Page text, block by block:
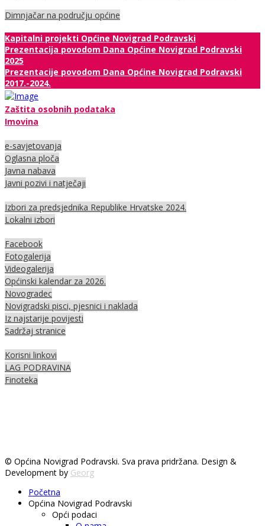
Dimnjačar na području općine
Kapitalni projekti Općine Novigrad Podravski
Prezentacija povodom Dana Općine Novigrad Podravski
2025
Prezentacije povodom Dana Općine Novigrad Podravski
2017.-2024.
Zaštita osobnih podataka
Imovina
e-savjetovanja
Oglasna ploča
Javna nabava
Javni pozivi i natječaji
Izbori za predsjednika Republike Hrvatske 2024.
Lokalni izbori
Facebook
Fotogalerija
Videogalerija
Općinski kalendar za 2026.
Novogradec
Novigradski pisci, pjesnici i naklada
Iz najstarije povijesti
Sadržaj stranice
Korisni linkovi
LAG PODRAVINA
Finoteka
© Općina Novigrad Podravski. Sva prava pridržana. Design &
Development by Georg
Početna
Općina Novigrad Podravski
Opći podaci